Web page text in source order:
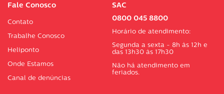
Fale Conosco
Contato
Trabalhe Conosco
Heliponto
Onde Estamos
Canal de denúncias
SAC
0800 045 8800
Horário de atendimento:
Segunda a sexta - 8h às 12h e
das 13h30 às 17h30
Não há atendimento em
feriados.